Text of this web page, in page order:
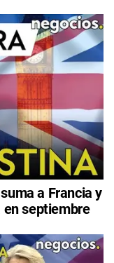
a Francia y
septiembre